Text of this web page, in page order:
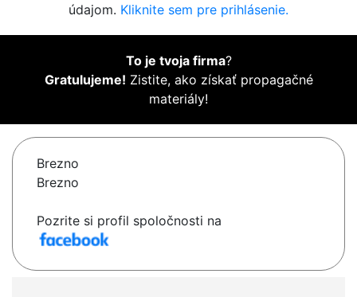
údajom. Kliknite sem pre prihlásenie.
To je tvoja firma?
Gratulujeme! Zistite, ako získať propagačné
materiály!
Brezno
Brezno
Pozrite si profil spoločnosti na